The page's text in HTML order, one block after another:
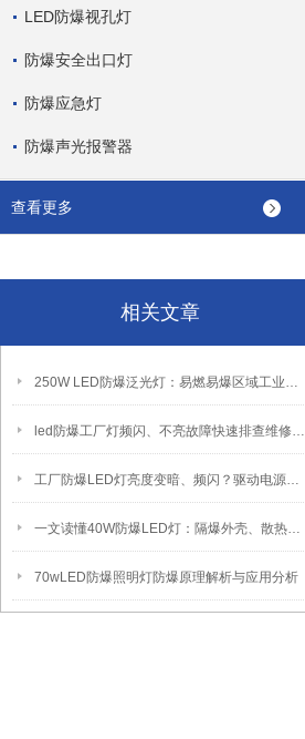
LED防爆视孔灯
防爆安全出口灯
防爆应急灯
防爆声光报警器
查看更多
相关文章
250W LED防爆泛光灯：易燃易爆区域工业固定照明装置
led防爆工厂灯频闪、不亮故障快速排查维修方法
工厂防爆LED灯亮度变暗、频闪？驱动电源故障检修方法
一文读懂40W防爆LED灯：隔爆外壳、散热、防爆认证原理
70wLED防爆照明灯防爆原理解析与应用分析